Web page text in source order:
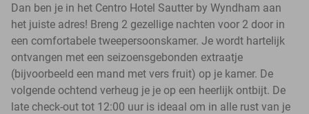
Dan ben je in het Centro Hotel Sautter by Wyndham aan
het juiste adres! Breng 2 gezellige nachten voor 2 door in
een comfortabele tweepersoonskamer. Je wordt hartelijk
ontvangen met een seizoensgebonden extraatje
(bijvoorbeeld een mand met vers fruit) op je kamer. De
volgende ochtend verheug je je op een heerlijk ontbijt. De
late check-out tot 12:00 uur is ideaal om in alle rust van je